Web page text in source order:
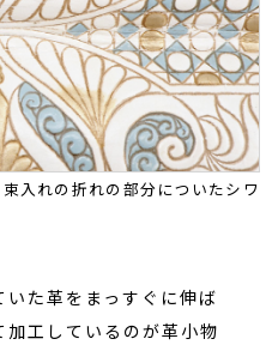
束入れの折れの部分についたシワ
いた革をまっすぐに伸ば
加工しているのが革小物